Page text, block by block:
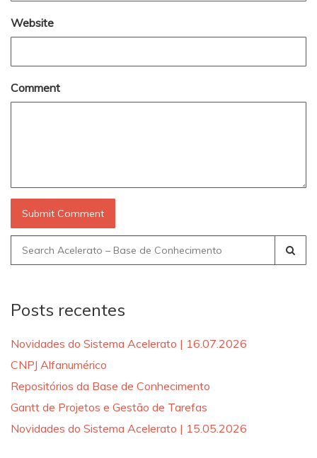
Website
Comment
Search
for:
Posts recentes
Novidades do Sistema Acelerato | 16.07.2026
CNPJ Alfanumérico
Repositórios da Base de Conhecimento
Gantt de Projetos e Gestão de Tarefas
Novidades do Sistema Acelerato | 15.05.2026